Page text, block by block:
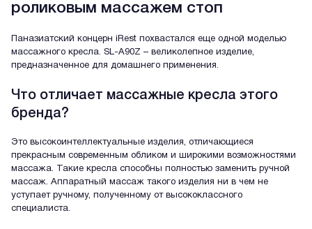
роликовым массажем стоп
Паназиатский концерн iRest похвастался еще одной моделью
массажного кресла. SL-A90Z – великолепное изделие,
предназначенное для домашнего применения.
Что отличает массажные кресла этого
бренда?
Это высокоинтеллектуальные изделия, отличающиеся
прекрасным современным обликом и широкими возможностями
массажа. Такие кресла способны полностью заменить ручной
массаж. Аппаратный массаж такого изделия ни в чем не
уступает ручному, полученному от высококлассного
специалиста.